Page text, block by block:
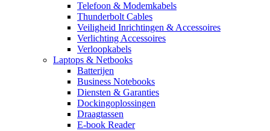
Telefoon & Modemkabels
Thunderbolt Cables
Veiligheid Inrichtingen & Accessoires
Verlichting Accessoires
Verloopkabels
Laptops & Netbooks
Batterijen
Business Notebooks
Diensten & Garanties
Dockingoplossingen
Draagtassen
E-book Reader